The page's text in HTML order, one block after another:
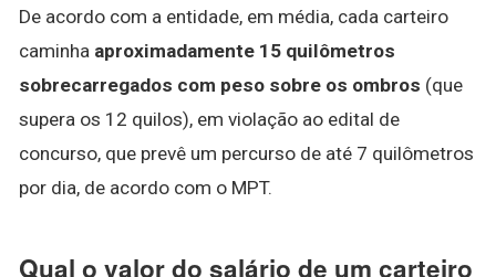
De acordo com a entidade, em média, cada carteiro
caminha aproximadamente 15 quilômetros
sobrecarregados com peso sobre os ombros (que
supera os 12 quilos), em violação ao edital de
concurso, que prevê um percurso de até 7 quilômetros
por dia, de acordo com o MPT.
Qual o valor do salário de um carteiro